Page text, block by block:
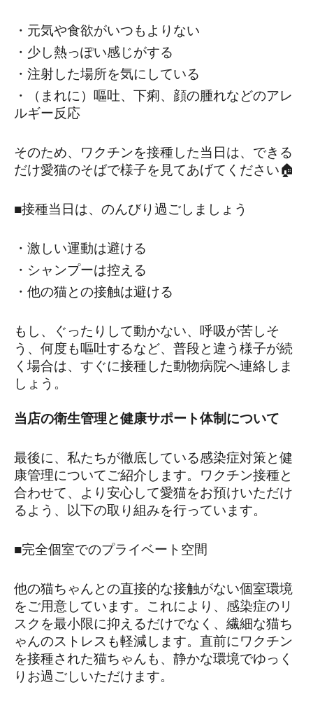
・元気や食欲がいつもよりない
・少し熱っぽい感じがする
・注射した場所を気にしている
・（まれに）嘔吐、下痢、顔の腫れなどのアレ
ルギー反応
そのため、ワクチンを接種した当日は、できる
だけ愛猫のそばで様子を見てあげてください🏠
■接種当日は、のんびり過ごしましょう
・激しい運動は避ける
・シャンプーは控える
・他の猫との接触は避ける
もし、ぐったりして動かない、呼吸が苦しそ
う、何度も嘔吐するなど、普段と違う様子が続
く場合は、すぐに接種した動物病院へ連絡しま
しょう。
当店の衛生管理と健康サポート体制について
最後に、私たちが徹底している感染症対策と健
康管理についてご紹介します。ワクチン接種と
合わせて、より安心して愛猫をお預けいただけ
るよう、以下の取り組みを行っています。
■完全個室でのプライベート空間
他の猫ちゃんとの直接的な接触がない個室環境
をご用意しています。これにより、感染症のリ
スクを最小限に抑えるだけでなく、繊細な猫ち
ゃんのストレスも軽減します。直前にワクチン
を接種された猫ちゃんも、静かな環境でゆっく
りお過ごしいただけます。